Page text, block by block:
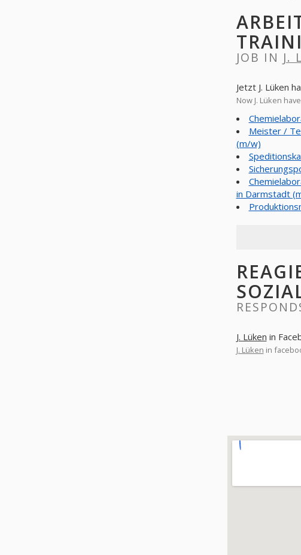
JOB IN J.
Jetzt J. Lüken
Now J. Lüken
Meister /
(m/w)
in Darmstadt
J. Lüken in
J. Lüken in